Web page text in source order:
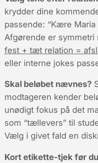
krydder dine
passende: “Kære
Afgørende er symmetri
fest + tæt relation =
eller interne jokes
Skal beløbet nævnes?
modtageren kender
unødigt fokus på det
som “tællevers” til
Vælg i givet fald en
Kort etikette-tjek før